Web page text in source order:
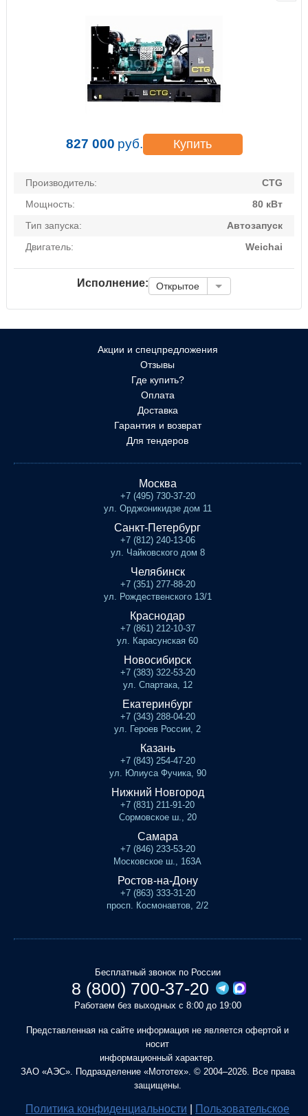
827 000 руб. Купить
Производитель:
CTG
Мощность:
80 кВт
Тип запуска:
Автозапуск
Двигатель:
Weichai
Исполнение: Открытое
Акции и спецпредложения
Отзывы
Где купить?
Оплата
Доставка
Гарантия и возврат
Для тендеров
Москва
+7 (495) 730-37-20
ул. Орджоникидзе дом 11
Санкт-Петербург
+7 (812) 240-13-06
ул. Чайковского дом 8
Челябинск
+7 (351) 277-88-20
ул. Рождественского 13/1
Краснодар
+7 (861) 212-10-37
ул. Карасунская 60
Новосибирск
+7 (383) 322-53-20
ул. Спартака, 12
Екатеринбург
+7 (343) 288-04-20
ул. Героев России, 2
Казань
+7 (843) 254-47-20
ул. Юлиуса Фучика, 90
Нижний Новгород
+7 (831) 211-91-20
Сормовское ш., 20
Самара
+7 (846) 233-53-20
Московское ш., 163А
Ростов-на-Дону
+7 (863) 333-31-20
просп. Космонавтов, 2/2
Бесплатный звонок по России
8 (800) 700-37-20
Работаем без выходных с 8:00 до 19:00
Представленная на сайте информация не является офертой и
носит
информационный характер.
ЗАО «АЭС». Подразделение «Мототех». © 2004–2026. Все права
защищены.
Политика конфиденциальности Пользовательское